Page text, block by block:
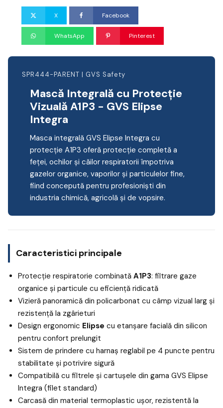
X Facebook
WhatsApp Pinterest
SPR444-PARENT | GVS Safety
Mască Integrală cu Protecție
Vizuală A1P3 - GVS Elipse
Integra
Masca integrală GVS Elipse Integra cu
protecție A1P3 oferă protecție completă a
feței, ochilor și căilor respiratorii împotriva
gazelor organice, vaporilor și particulelor fine,
fiind concepută pentru profesioniști din
industria chimică, agricolă și de vopsire.
Caracteristici principale
Protecție respiratorie combinată A1P3: filtrare gaze
organice și particule cu eficiență ridicată
Vizieră panoramică din policarbonat cu câmp vizual larg și
rezistență la zgârieturi
Design ergonomic Elipse cu etanșare facială din silicon
pentru confort prelungit
Sistem de prindere cu harnaș reglabil pe 4 puncte pentru
stabilitate și potrivire sigură
Compatibilă cu filtrele și cartușele din gama GVS Elipse
Integra (filet standard)
Carcasă din material termoplastic ușor, rezistentă la